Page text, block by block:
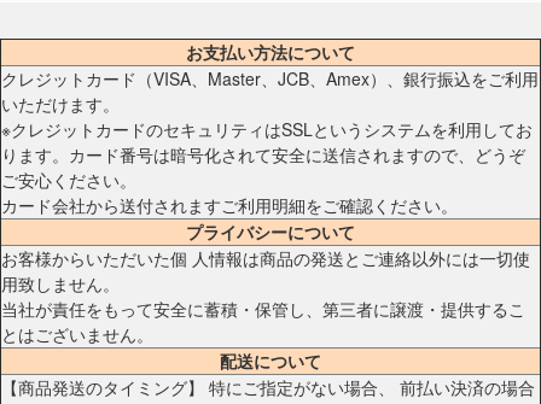
お支払い方法について
クレジットカード（VISA、Master、JCB、Amex）、銀行振込をご利用
いただけます。
※クレジットカードのセキュリティはSSLというシステムを利用してお
ります。カード番号は暗号化されて安全に送信されますので、どうぞ
ご安心ください。
カード会社から送付されますご利用明細をご確認ください。
プライバシーについて
お客様からいただいた個 人情報は商品の発送とご連絡以外には一切使
用致しません。
当社が責任をもって安全に蓄積・保管し、第三者に譲渡・提供するこ
とはございません。
配送について
【商品発送のタイミング】 特にご指定がない場合、 前払い決済の場合